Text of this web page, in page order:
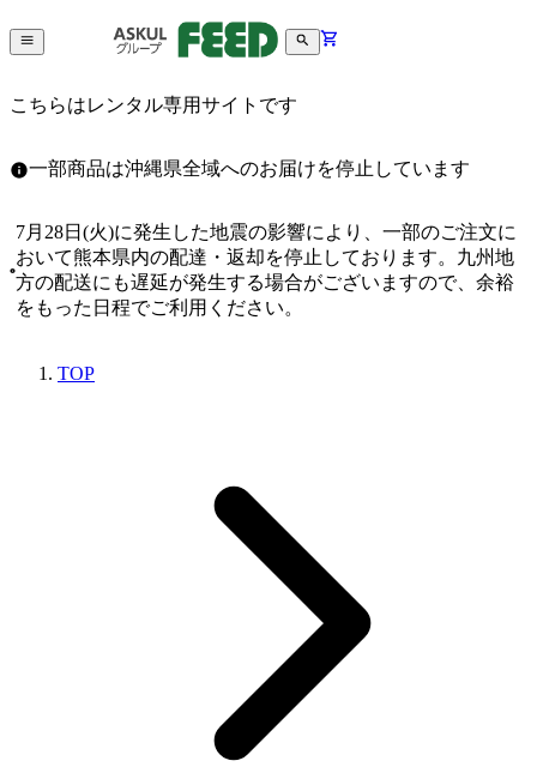
こちらはレンタル専用サイトです
一部商品は沖縄県全域へのお届けを停止しています
7月28日(火)に発生した地震の影響により、一部のご注文に
おいて熊本県内の配達・返却を停止しております。九州地
方の配送にも遅延が発生する場合がございますので、余裕
をもった日程でご利用ください。
TOP